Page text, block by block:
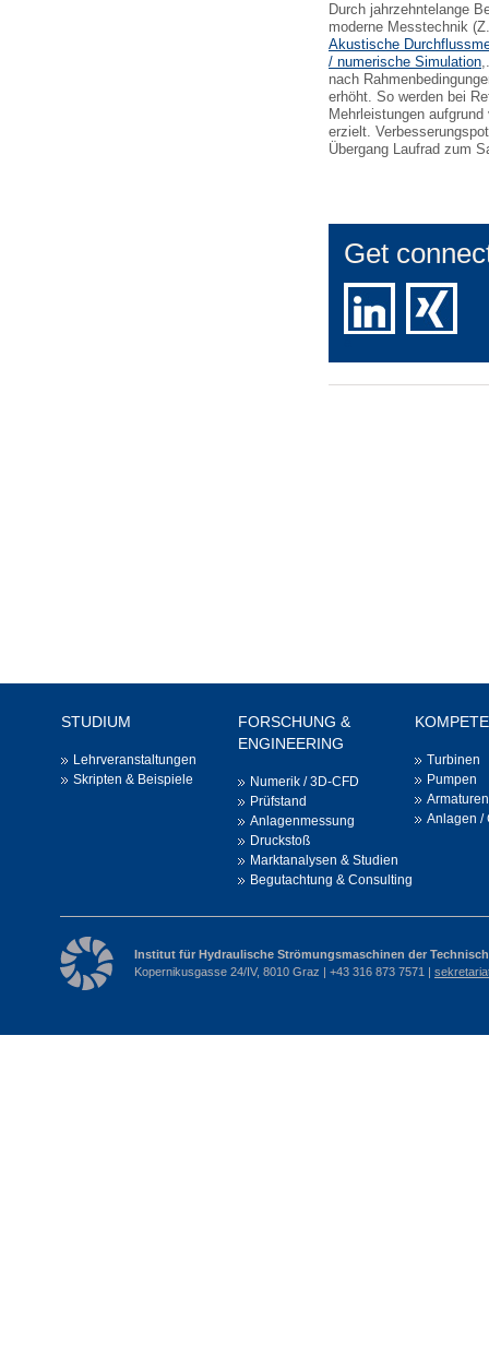
Durch jahrzehntelange
moderne Messtechnik
Akustische
/ numerische Simulation
nach
erhöht. So werden bei
Mehrleistungen
erzielt.
Übergang Laufrad zum
Get
STUDIUM
Lehrveranstaltungen
Skripten & Beispiele
FORSCHUNG &
ENGINEERING
Numerik / 3D-CFD
Prüfstand
Anlagenmessung
Druckstoß
Marktanalysen & Studien
Begutachtung & Consulting
Turbinen
Pumpen
Armaturen
Anlagen /
Institut für Hydraulische Strömungsmaschinen der
Kopernikusgasse 24/IV, 8010 Graz | +43 316 873 7571 |